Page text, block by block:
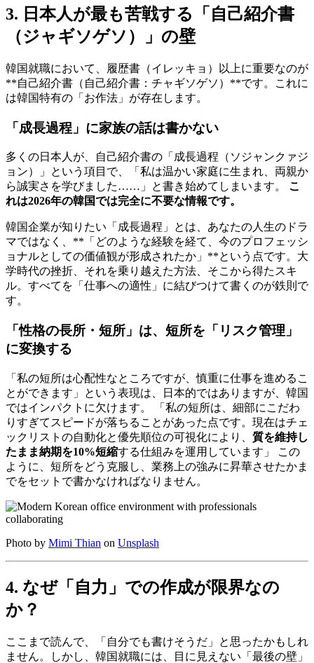
3. 日本人が最も苦戦する「自己紹介書
（ジャギソゲソ）」の壁
韓国就職において、履歴書（イレッキョ）以上に重要なのが
**自己紹介書（自己紹介書：チャギソゲソ）**です。これに
は韓国特有の「お作法」が存在します。
「成長過程」に家族の話は書かない
多くの日本人が、自己紹介書の「成長過程（ソジャンクァジ
ョン）」という項目で、「私は温かい家庭に生まれ、両親か
ら誠実さを学びました……」と書き始めてしまいます。 こ
れは2026年の韓国では完全に不要な情報です。
韓国企業が知りたい「成長過程」とは、あなたの人生のドラ
マではなく、**「どのような経験を経て、今のプロフェッシ
ョナルとしての価値観が形成されたか」**という点です。大
学時代の挫折、それを乗り越えた方法、そこから得たスキ
ル。すべてを「仕事への適性」に結びつけて書くのが鉄則で
す。
「性格の長所・短所」は、短所を「リスク管理」
に変換する
「私の短所は心配性なところですが、慎重に仕事を進めるこ
とができます」という表現は、日本的ではありますが、韓国
ではインパクトに欠けます。 「私の短所は、細部にこだわ
りすぎてスピードが落ちることがあった点です。現在はチェ
ックリストの自動化と優先順位の可視化により、 質を維持し
たまま納期を10%短縮する仕組みを運用しています」 この
ように、短所をどう克服し、業務上の強みに昇華させたかま
でをセットで書かなければなりません。
Photo by Mimi Thian on Unsplash
4. なぜ「自力」での作成が限界なの
か？
ここまで読んで、「自分でも書けそうだ」と思ったかもしれ
ません。しかし、韓国就職には、目に見えない「最後の壁」